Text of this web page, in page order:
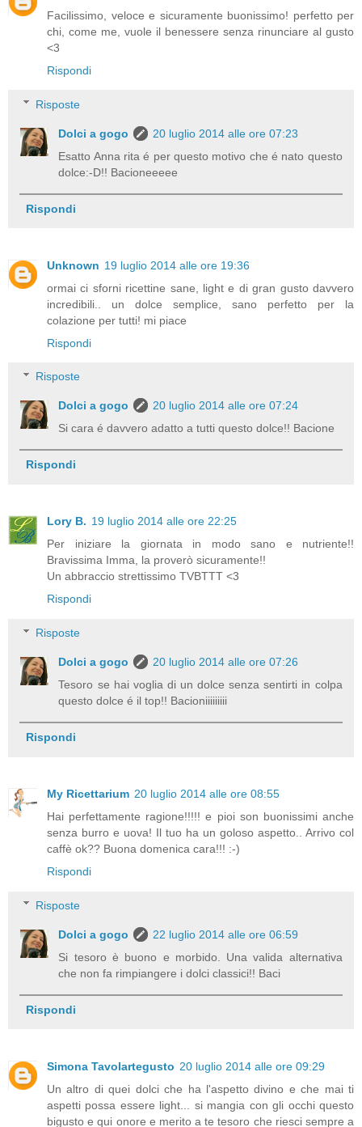
Facilissimo, veloce e sicuramente buonissimo! perfetto per
chi, come me, vuole il benessere senza rinunciare al gusto
<3
Rispondi
Risposte
Dolci a gogo
20 luglio 2014 alle ore 07:23
Esatto Anna rita é per questo motivo che é nato questo
dolce:-D!! Bacioneeeee
Rispondi
Unknown 19 luglio 2014 alle ore 19:36
ormai ci sforni ricettine sane, light e di gran gusto davvero
incredibili.. un dolce semplice, sano perfetto per la
colazione per tutti! mi piace
Rispondi
Risposte
Dolci a gogo
20 luglio 2014 alle ore 07:24
Si cara é davvero adatto a tutti questo dolce!! Bacione
Rispondi
Lory B. 19 luglio 2014 alle ore 22:25
Per iniziare la giornata in modo sano e nutriente!!
Bravissima Imma, la proverò sicuramente!!
Un abbraccio strettissimo TVBTTT <3
Rispondi
Risposte
Dolci a gogo
20 luglio 2014 alle ore 07:26
Tesoro se hai voglia di un dolce senza sentirti in colpa
questo dolce é il top!! Bacioniiiiiiiii
Rispondi
My Ricettarium 20 luglio 2014 alle ore 08:55
Hai perfettamente ragione!!!!! e pioi son buonissimi anche
senza burro e uova! Il tuo ha un goloso aspetto.. Arrivo col
caffè ok?? Buona domenica cara!!! :-)
Rispondi
Risposte
Dolci a gogo
22 luglio 2014 alle ore 06:59
Si tesoro è buono e morbido. Una valida alternativa
che non fa rimpiangere i dolci classici!! Baci
Rispondi
Simona Tavolartegusto 20 luglio 2014 alle ore 09:29
Un altro di quei dolci che ha l'aspetto divino e che mai ti
aspetti possa essere light... si mangia con gli occhi questo
bigusto e qui onore e merito a te tesoro che riesci sempre a